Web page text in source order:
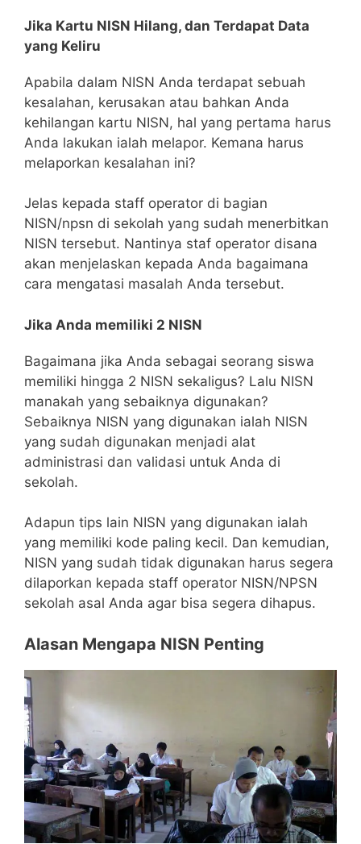
Jika Kartu NISN Hilang, dan Terdapat Data
yang Keliru
Apabila dalam NISN Anda terdapat sebuah
kesalahan, kerusakan atau bahkan Anda
kehilangan kartu NISN, hal yang pertama harus
Anda lakukan ialah melapor. Kemana harus
melaporkan kesalahan ini?
Jelas kepada staff operator di bagian
NISN/npsn di sekolah yang sudah menerbitkan
NISN tersebut. Nantinya staf operator disana
akan menjelaskan kepada Anda bagaimana
cara mengatasi masalah Anda tersebut.
Jika Anda memiliki 2 NISN
Bagaimana jika Anda sebagai seorang siswa
memiliki hingga 2 NISN sekaligus? Lalu NISN
manakah yang sebaiknya digunakan?
Sebaiknya NISN yang digunakan ialah NISN
yang sudah digunakan menjadi alat
administrasi dan validasi untuk Anda di
sekolah.
Adapun tips lain NISN yang digunakan ialah
yang memiliki kode paling kecil. Dan kemudian,
NISN yang sudah tidak digunakan harus segera
dilaporkan kepada staff operator NISN/NPSN
sekolah asal Anda agar bisa segera dihapus.
Alasan Mengapa NISN Penting